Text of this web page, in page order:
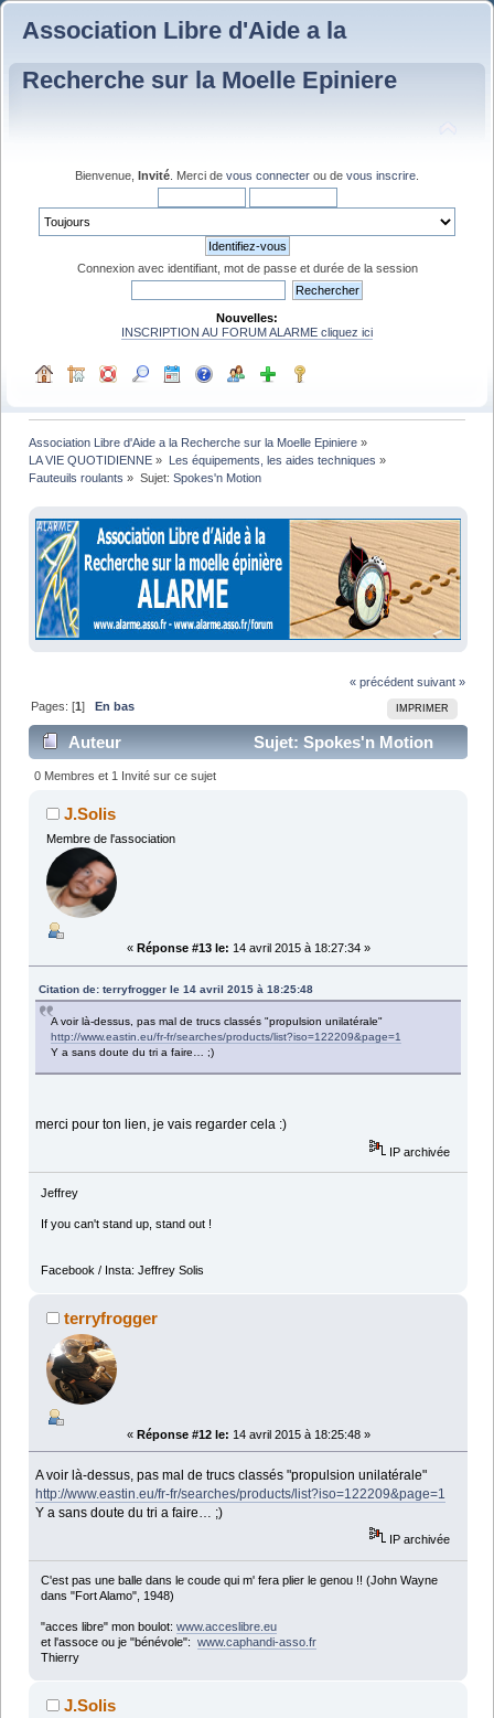
Association Libre d'Aide a la
Recherche sur la Moelle Epiniere
Bienvenue, Invité . Merci de vous connecter ou de vous inscrire
Connexion avec identifiant, mot de passe et durée de la session
Nouvelles:
INSCRIPTION AU FORUM ALARME cliquez ici
Association Libre d'Aide a la Recherche sur la Moelle Epiniere »
LA VIE QUOTIDIENNE » Les équipements, les aides techniques »
Fauteuils roulants » Sujet: Spokes'n Motion
« précédent suivant »
IMPRIMER
Pages: [1] En bas
Auteur
Sujet: Spokes'n Motion
(Lu 17521 fois)
0 Membres et 1 Invité sur ce sujet
J.Solis
Membre de l'association
« Réponse #13 le: 14 avril 2015 à 18:27:34 »
Citation de: terryfrogger le 14 avril 2015 à 18:25:48
A voir là-dessus, pas mal de trucs classés "propulsion unilatérale"
http://www.eastin.eu/fr-fr/searches/products/list?iso=122209&page=1
Y a sans doute du tri a faire… ;)
merci pour ton lien, je vais regarder cela :)
IP archivée
Jeffrey
If you can't stand up, stand out !
Facebook / Insta: Jeffrey Solis
terryfrogger
« Réponse #12 le: 14 avril 2015 à 18:25:48 »
A voir là-dessus, pas mal de trucs classés "propulsion unilatérale"
http://www.eastin.eu/fr-fr/searches/products/list?iso=122209&page=1
Y a sans doute du tri a faire… ;)
IP archivée
C'est pas une balle dans le coude qui m' fera plier le genou !! (John Wayne
dans "Fort Alamo", 1948)
"acces libre" mon boulot: www.acceslibre.eu
et l'assoce ou je "bénévole": www.caphandi-asso.fr
Thierry
J.Solis